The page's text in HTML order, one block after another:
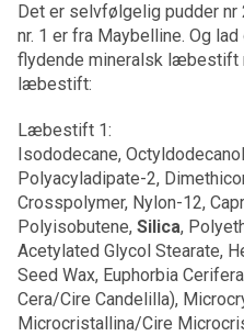
Det er selvfølgelig pudder nr
nr. 1 er fra Maybelline. Og
flydende mineralsk læbestift
læbestift:
Læbestift 1:
Isododecane,
Polyacyladipate-2,
Crosspolymer, Nylon-12,
Polyisobutene, Silica,
Acetylated Glycol Stearate,
Seed Wax, Euphorbia
Cera/Cire Candelilla),
Microcristallina/Cire